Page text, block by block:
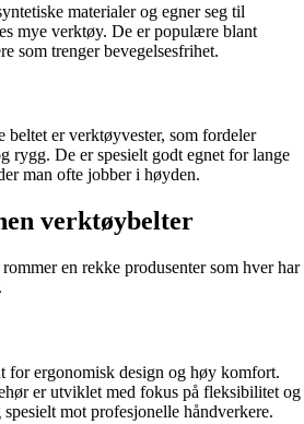
materialer og egner seg til
mye verktøy. De er populære blant
som trenger bevegelsesfrihet.
beltet er verktøyvester, som fordeler
rygg. De er spesielt godt egnet for lange
man ofte jobber i høyden.
verktøybelter
en rekke produsenter som hver har
for ergonomisk design og høy komfort.
er utviklet med fokus på fleksibilitet og
mot profesjonelle håndverkere.